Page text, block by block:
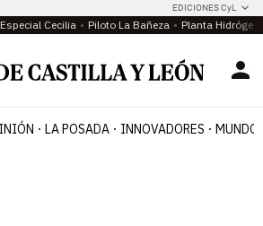
EDICIONES CyL
Especial Cecilia Piloto La Bañeza Planta
LA POSADA INNOVADORES MUNDO